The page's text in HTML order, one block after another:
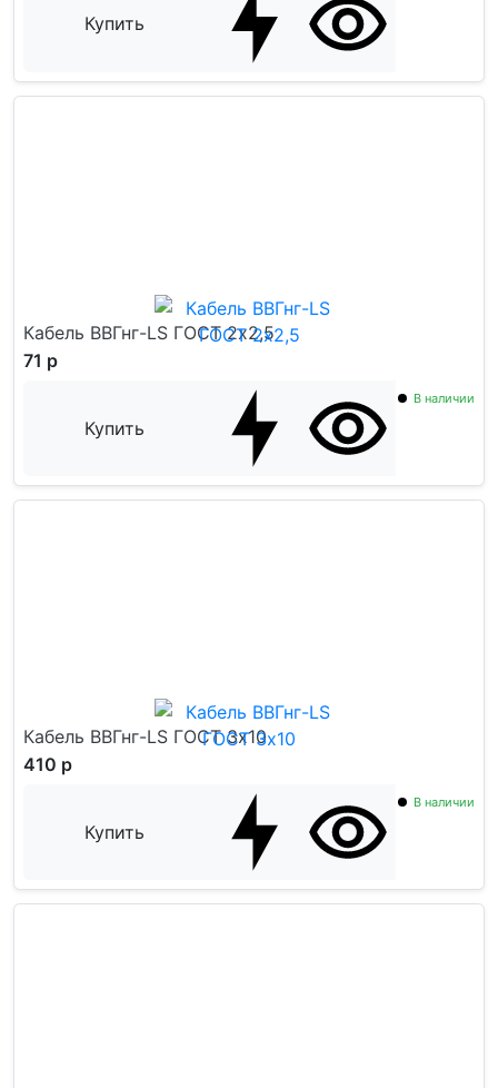
Купить
Кабель ВВГнг-LS ГОСТ 2x2,5
71 р
Купить
В наличии
Кабель ВВГнг-LS ГОСТ 3x10
410 р
Купить
В наличии